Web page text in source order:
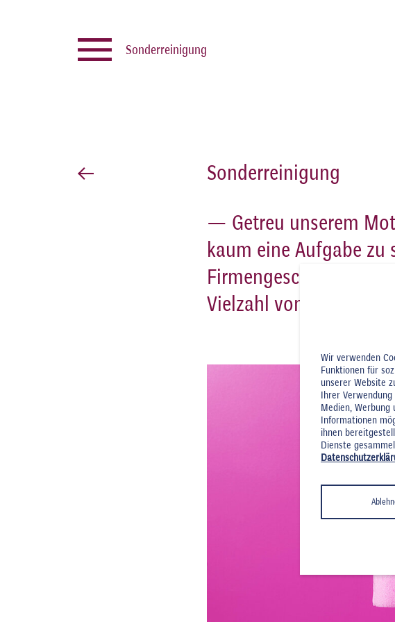
Sonderreinigung
Sonderreinigung
— Getreu unserem
kaum eine Aufgabe
Firmengeschichte
Vielzahl von
Wir verwenden
Funktionen für
unserer Website
Ihrer
Medien,
Informationen
ihnen
Dienste